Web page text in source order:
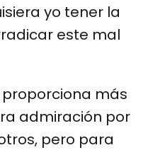
yo tener la
este mal
más
admiración por
pero para